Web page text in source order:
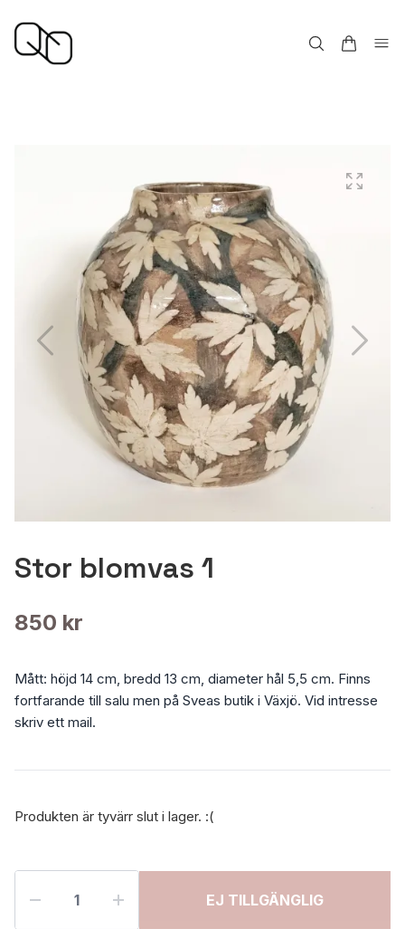
Stor blomvas 1
850 kr
Mått: höjd 14 cm, bredd 13 cm, diameter hål 5,5 cm. Finns
fortfarande till salu men på Sveas butik i Växjö. Vid intresse
skriv ett mail.
Produkten är tyvärr slut i lager. :(
EJ TILLGÄNGLIG